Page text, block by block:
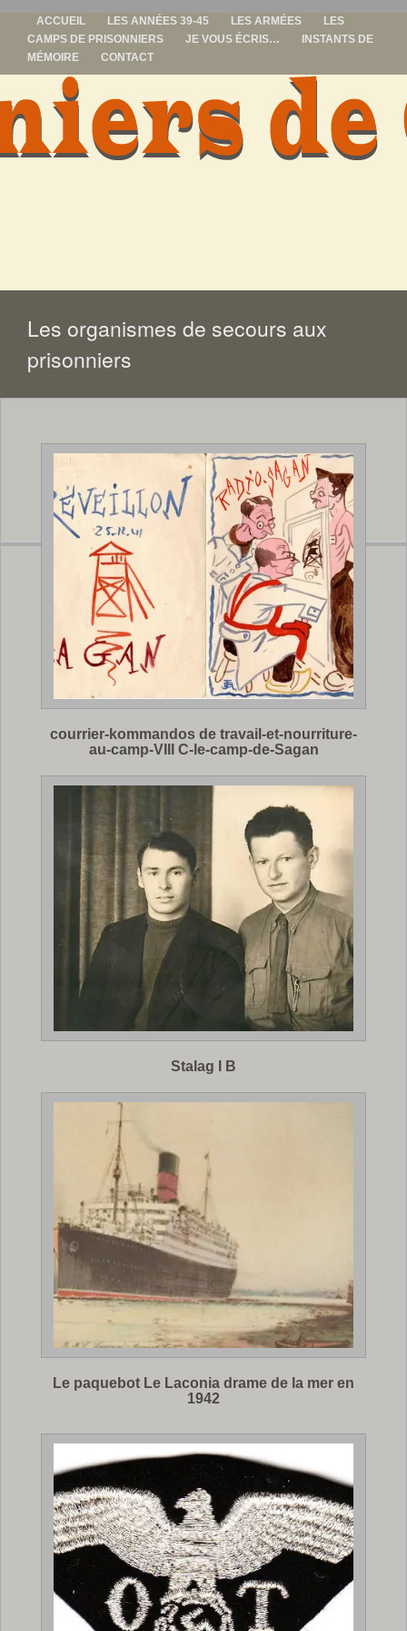
ACCUEIL LES ANNÉES 39-45 LES ARMÉES
LES
CAMPS DE PRISONNIERS
JE VOUS ÉCRIS…
INSTANTS DE
MÉMOIRE
CONTACT
prisonniers de
Les organismes de secours aux
prisonniers
courrier-kommandos de travail-et-nourriture-
au-camp-VIII C-le-camp-de-Sagan
Stalag I B
Le paquebot Le Laconia drame de la mer en
1942